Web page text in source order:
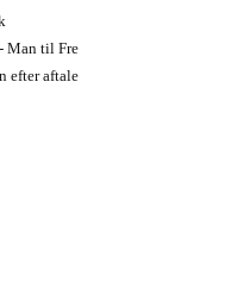
Man til Fre
efter aftale